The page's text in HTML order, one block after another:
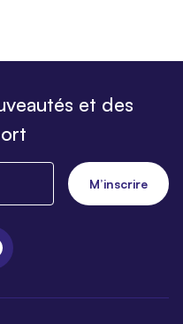
et des
M’inscrire